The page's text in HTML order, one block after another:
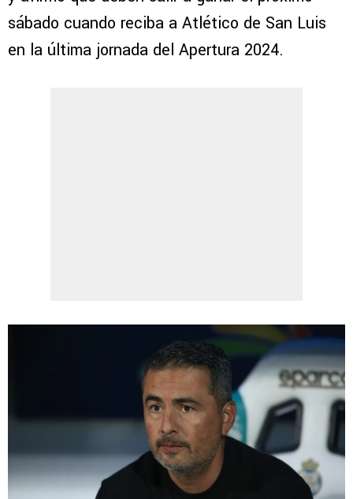
sábado cuando reciba a Atlético de San Luis
en la última jornada del Apertura 2024.